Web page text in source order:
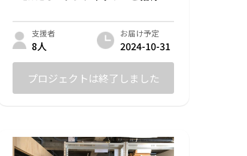
支援者
8人
お届け予定
2024-10-31
プロジェクトは終了しました